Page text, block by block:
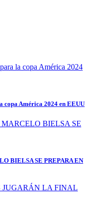
copa América 2024 en EEUU
BIELSA SE PREPARA EN